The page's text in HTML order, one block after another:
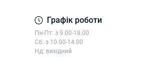
Графік роботи
Пн-Пт: з 9.00-18.00
Сб: з 10.00-14.00
Нд: вихідний